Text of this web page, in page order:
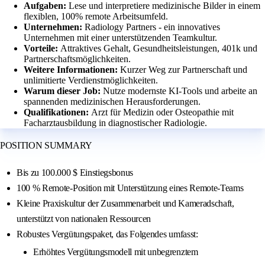
Aufgaben: Lese und interpretiere medizinische Bilder in einem
flexiblen, 100% remote Arbeitsumfeld.
Unternehmen: Radiology Partners - ein innovatives
Unternehmen mit einer unterstützenden Teamkultur.
Vorteile: Attraktives Gehalt, Gesundheitsleistungen, 401k und
Partnerschaftsmöglichkeiten.
Weitere Informationen: Kurzer Weg zur Partnerschaft und
unlimitierte Verdienstmöglichkeiten.
Warum dieser Job: Nutze modernste KI-Tools und arbeite an
spannenden medizinischen Herausforderungen.
Qualifikationen: Arzt für Medizin oder Osteopathie mit
Facharztausbildung in diagnostischer Radiologie.
POSITION SUMMARY
Bis zu 100.000 $ Einstiegsbonus
100 % Remote-Position mit Unterstützung eines Remote-Teams
Kleine Praxiskultur der Zusammenarbeit und Kameradschaft,
unterstützt von nationalen Ressourcen
Robustes Vergütungspaket, das Folgendes umfasst:
Erhöhtes Vergütungsmodell mit unbegrenztem